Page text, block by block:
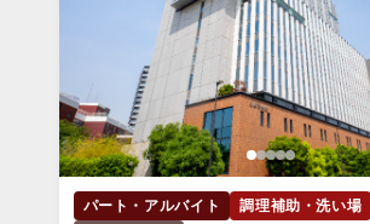
パート・アルバイト
調理補助・洗い場